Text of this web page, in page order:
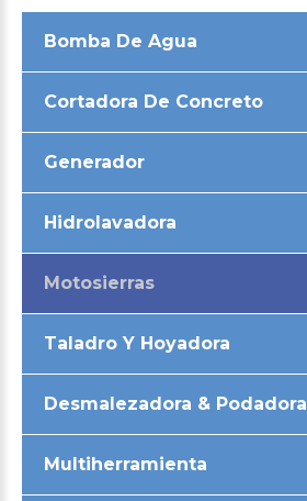
Bomba De Agua
Cortadora De Concreto
Generador
Hidrolavadora
Motosierras
Taladro Y Hoyadora
Desmalezadora & Podadora
Multiherramienta